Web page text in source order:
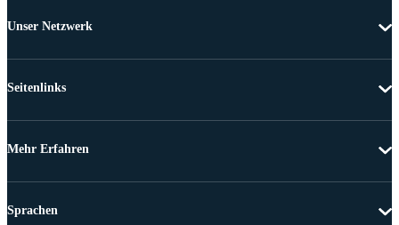
Unser Netzwerk
Seitenlinks
Mehr Erfahren
Sprachen